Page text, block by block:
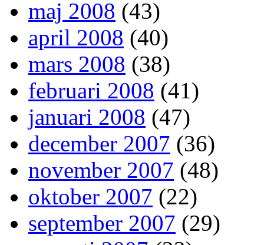
maj 2008 (43)
april 2008 (40)
mars 2008 (38)
februari 2008 (41)
januari 2008 (47)
december 2007 (36)
november 2007 (48)
oktober 2007 (22)
september 2007 (29)